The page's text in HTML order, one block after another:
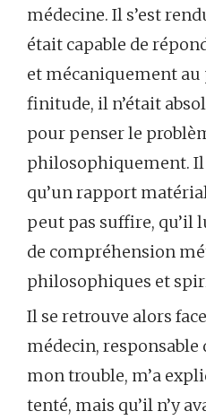
médecine. Il s’est
était capable de
et mécaniquement au
finitude, il n’était
pour penser le
philosophiquement. Il
qu’un rapport
peut pas suffire, qu’il
de compréhension
philosophiques et
Il se retrouve alors
médecin, responsable
mon trouble, m’a
tenté, mais qu’il n’y